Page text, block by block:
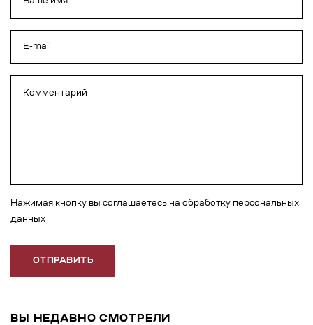
Нажимая кнопку вы соглашаетесь на обработку персональных
данных
ОТПРАВИТЬ
ВЫ НЕДАВНО СМОТРЕЛИ